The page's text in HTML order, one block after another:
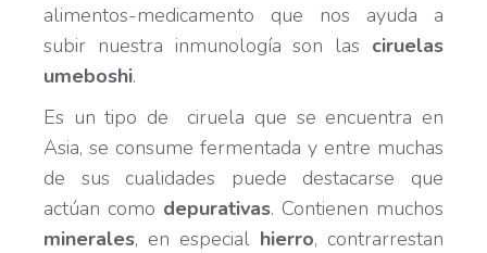
alimentos-medicamento que nos ayuda a
subir nuestra inmunología son las ciruelas
umeboshi.
Es un tipo de ciruela que se encuentra en
Asia, se consume fermentada y entre muchas
de sus cualidades puede destacarse que
actúan como depurativas. Contienen muchos
minerales, en especial hierro, contrarrestan